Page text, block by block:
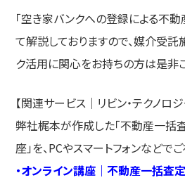
「空き家バンクへの登録による不
て解説しておりますので、媒介受
ク活用に関心をお持ちの方は是非
【関連サービス｜リビン・テクノロ
弊社梶本が作成した「不動産一括
座」を、PCやスマートフォンなどで
・オンライン講座｜不動産一括査